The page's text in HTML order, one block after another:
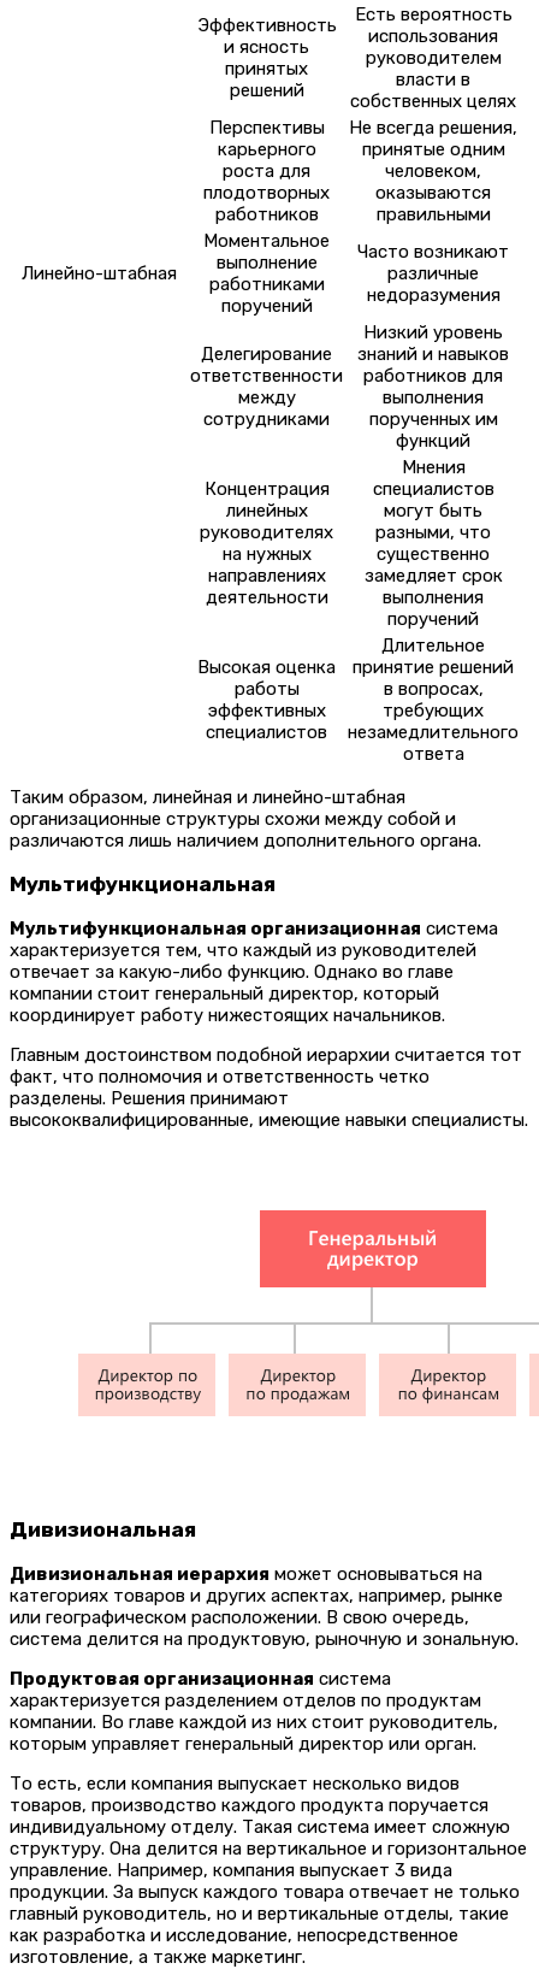
Эффективность
и ясность
принятых
решений
Есть вероятность
использования
руководителем
власти в
собственных целях
Перспективы
карьерного
роста для
плодотворных
работников
Не всегда решения,
принятые одним
человеком,
оказываются
правильными
Линейно-штабная
Моментальное
выполнение
работниками
поручений
Часто возникают
различные
недоразумения
Делегирование
ответственности
между
сотрудниками
Низкий уровень
знаний и навыков
работников для
выполнения
порученных им
функций
Концентрация
линейных
руководителях
на нужных
направлениях
деятельности
Мнения
специалистов
могут быть
разными, что
существенно
замедляет срок
выполнения
поручений
Высокая оценка
работы
эффективных
специалистов
Длительное
принятие решений
в вопросах,
требующих
незамедлительного
ответа
Таким образом, линейная и линейно-штабная
организационные структуры схожи между собой и
различаются лишь наличием дополнительного органа.
Мультифункциональная
Мультифункциональная организационная система
характеризуется тем, что каждый из руководителей
отвечает за какую-либо функцию. Однако во главе
компании стоит генеральный директор, который
координирует работу нижестоящих начальников.
Главным достоинством подобной иерархии считается тот
факт, что полномочия и ответственность четко
разделены. Решения принимают
высококвалифицированные, имеющие навыки специалисты.
Дивизиональная
Дивизиональная иерархия может основываться на
категориях товаров и других аспектах, например, рынке
или географическом расположении. В свою очередь,
система делится на продуктовую, рыночную и зональную.
Продуктовая организационная система
характеризуется разделением отделов по продуктам
компании. Во главе каждой из них стоит руководитель,
которым управляет генеральный директор или орган.
То есть, если компания выпускает несколько видов
товаров, производство каждого продукта поручается
индивидуальному отделу. Такая система имеет сложную
структуру. Она делится на вертикальное и горизонтальное
управление. Например, компания выпускает 3 вида
продукции. За выпуск каждого товара отвечает не только
главный руководитель, но и вертикальные отделы, такие
как разработка и исследование, непосредственное
изготовление, а также маркетинг.